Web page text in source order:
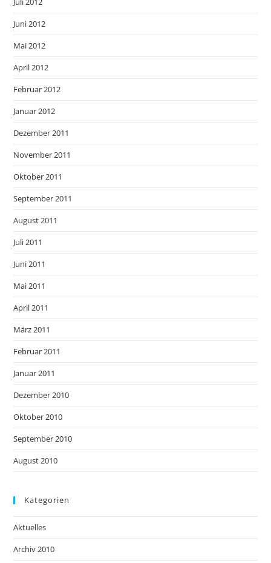
Juni 2012
Mai 2012
April 2012
Februar 2012
Januar 2012
Dezember 2011
November 2011
Oktober 2011
September 2011
August 2011
Juli 2011
Juni 2011
Mai 2011
April 2011
März 2011
Februar 2011
Januar 2011
Dezember 2010
Oktober 2010
September 2010
August 2010
Kategorien
Aktuelles
Archiv 2010